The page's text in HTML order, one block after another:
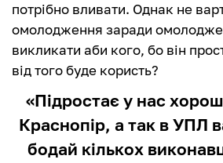
потрібно вливати. Однак не
омолодження заради
викликати аби кого, бо він
від того буде користь?
«Підростає у нас
Краснопір, а так в УПЛ
бодай кількох